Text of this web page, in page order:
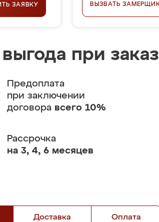
ЗАЯВКУ ВЫЗВАТЬ
при
Предоплата
при заключении
договора всего 10%
Рассрочка
на 3, 4, 6 месяцев
Доставка Оплата